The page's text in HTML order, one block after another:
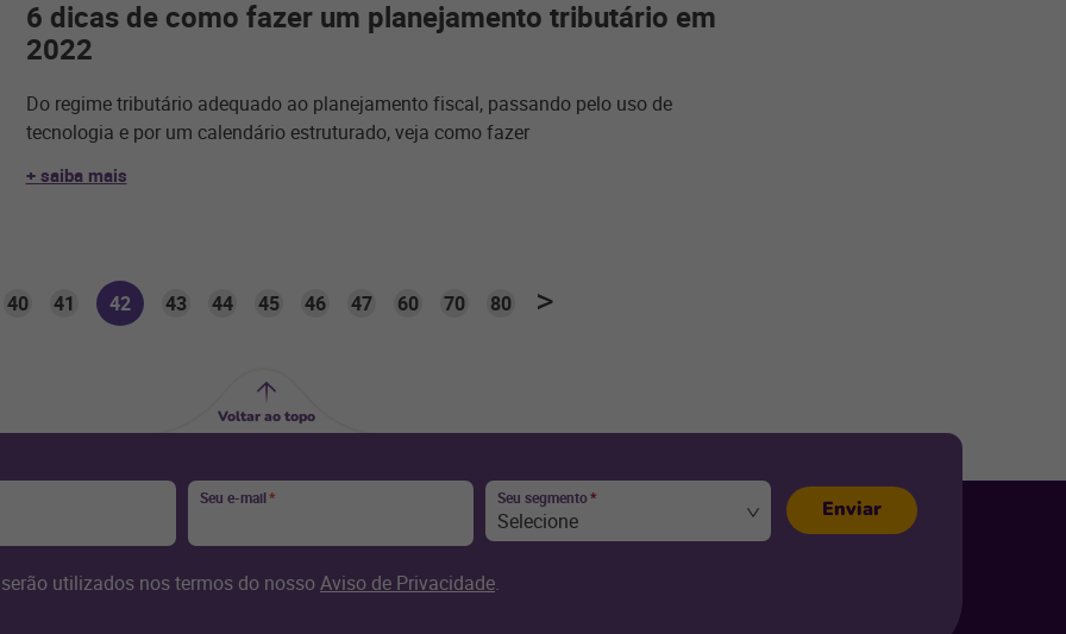
6 dicas de como fazer um planejamento tributário em
2022
Do regime tributário adequado ao planejamento fiscal, passando pelo uso de
tecnologia e por um calendário estruturado, veja como fazer
+ saiba mais
40 41 42 43 44 45 46 47 60 70 80
Voltar ao topo
Seu e-mail* Seu segmento*
Selecione
utilizados nos termos do nossoAviso de Privacidade.
Enviar